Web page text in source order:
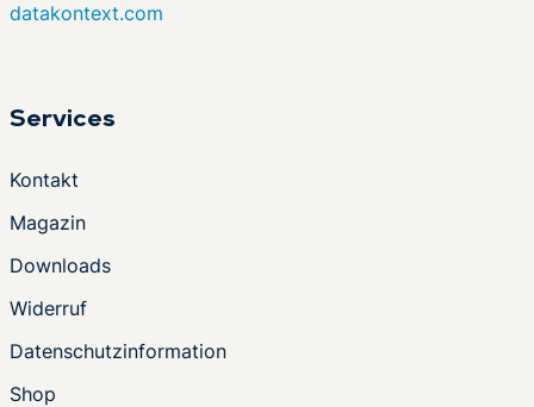
datakontext.com
Services
Kontakt
Magazin
Downloads
Widerruf
Datenschutzinformation
Shop